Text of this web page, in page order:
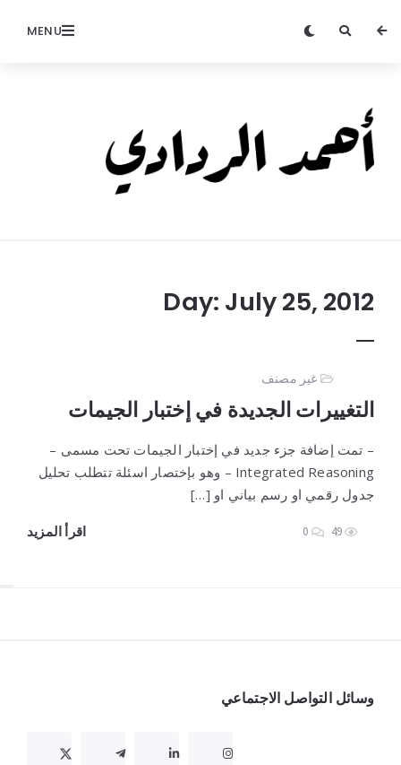
MENU
Day: July 25, 2012
غير مصنف
التغييرات الجديدة في إختبار الجيمات
– تمت إضافة جزء جديد في إختبار الجيمات تحت مسمى –
Integrated Reasoning – وهو بإختصار اسئلة تتطلب تحليل
جدول رقمي او رسم بياني او […]
اقرأ المزيد 49
0
وسائل التواصل الاجتماعي